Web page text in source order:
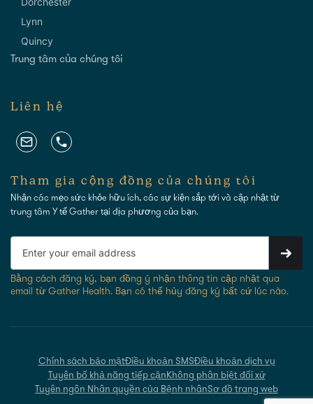
Lynn
Quincy
Trung tâm của chúng tôi
Liên hệ
Tham gia cộng đồng của chúng tôi
Nhận các mẹo sức khỏe hữu ích, các sự kiện sắp tới và cập nhật từ
trung tâm Y tế Gather tại địa phương của bạn.
Bằng cách đăng ký, bạn đồng ý nhận thông tin cập nhật qua
email từ Gather Health. Bạn có thể hủy đăng ký bất cứ lúc nào.
Chính sách bảo mậtĐiều khoản SMSĐiều khoản dịch vụ
Tuyên bố khả năng tiếp cận Không phân biệt đối xử
Tuyên ngôn Nhân quyền của Bệnh nhânSơ đồ trang web